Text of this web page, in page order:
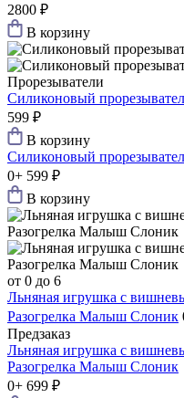
2800 ₽
В корзину
Прорезыватели
Силиконовый
599 ₽
В корзину
Силиконовый
0+ 599 ₽
В корзину
от 0 до 6
Льняная игрушка с
Разогрелка Малыш Слоник
Предзаказ
Льняная игрушка с
Разогрелка Малыш Слоник
0+ 699 ₽